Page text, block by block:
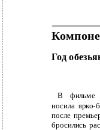
Год
В фильме
носила ярко-
после
бросились